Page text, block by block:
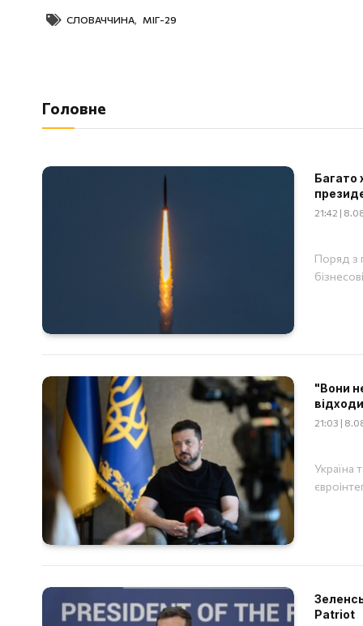
СЛОВАЧЧИНА, МІГ-29
Головне
Багато
21:42 |
Поряд з
"Вони
21:03 |
Україна
Patriot